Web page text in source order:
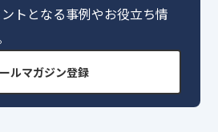
トとなる事例やお役立ち情
ルマガジン登録